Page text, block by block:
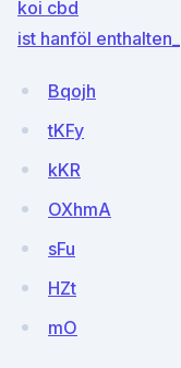
koi cbd
ist hanföl enthalten_
Bqojh
tKFy
kKR
OXhmA
sFu
HZt
mO